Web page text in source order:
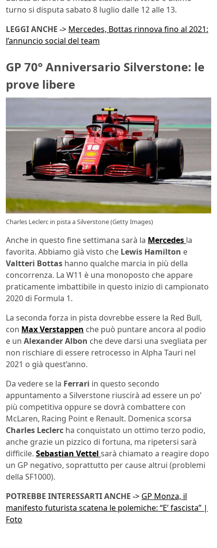
turno si disputa sabato 8 luglio dalle 12 alle 13.
LEGGI ANCHE -> Mercedes, Bottas rinnova fino al 2021:
l’annuncio social del team
GP 70° Anniversario Silverstone: le
prove libere
Charles Leclerc in pista a Silverstone (Getty Images)
Anche in questo fine settimana sarà la Mercedes la
favorita. Abbiamo già visto che Lewis Hamilton e
Valtteri Bottas hanno qualche marcia in più della
concorrenza. La W11 è una monoposto che appare
praticamente imbattibile in questo inizio di campionato
2020 di Formula 1.
La seconda forza in pista dovrebbe essere la Red Bull,
con Max Verstappen che può puntare ancora al podio
e un Alexander Albon che deve darsi una svegliata per
non rischiare di essere retrocesso in Alpha Tauri nel
2021 o già quest’anno.
Da vedere se la Ferrari in questo secondo
appuntamento a Silverstone riuscirà ad essere un po’
più competitiva oppure se dovrà combattere con
McLaren, Racing Point e Renault. Domenica scorsa
Charles Leclerc ha conquistato un ottimo terzo podio,
anche grazie un pizzico di fortuna, ma ripetersi sarà
difficile. Sebastian Vettel sarà chiamato a reagire dopo
un GP negativo, soprattutto per cause altrui (problemi
della SF1000).
POTREBBE INTERESSARTI ANCHE -> GP Monza, il
manifesto futurista scatena le polemiche: “E’ fascista” |
Foto